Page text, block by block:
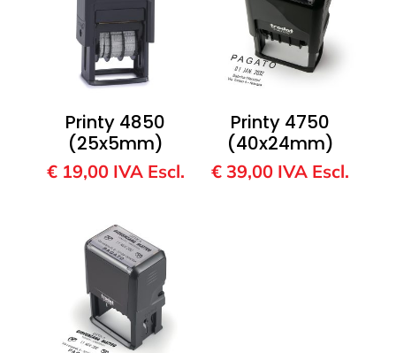
Printy 4850
(25x5mm)
€19,00 IVA Escl.
Printy 4750
(40x24mm)
€ 39,00 IVA Escl.